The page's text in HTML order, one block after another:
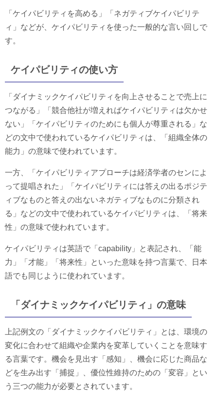
「ケイパビリティを高める」「ネガティブケイパビリテ
ィ」などが、ケイパビリティを使った一般的な言い回しで
す。
ケイパビリティの使い方
「ダイナミックケイパビリティを向上させることで売上に
つながる」「競合他社が増えればケイパビリティは欠かせ
ない」「ケイパビリティのためにも個人が尊重される」な
どの文中で使われているケイパビリティは、「組織全体の
能力」の意味で使われています。
一方、「ケイパビリティアプローチは経済学者のセンによ
って提唱された」「ケイパビリティには答えの出るポジテ
ィブなものと答えの出ないネガティブなものに分類され
る」などの文中で使われているケイパビリティは、「将来
性」の意味で使われています。
ケイパビリティは英語で「capability」と表記され、「能
力」「才能」「将来性」といった意味を持つ言葉で、日本
語でも同じように使われています。
「ダイナミックケイパビリティ」の意味
上記例文の「ダイナミックケイパビリティ」とは、環境の
変化に合わせて組織や企業内を変革していくことを意味す
る言葉です。機会を見出す「感知」、機会に応じた商品な
どを生み出す「捕捉」、優位性維持のための「変容」とい
う三つの能力が必要とされています。